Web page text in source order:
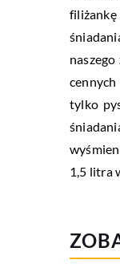
filiżankę
tylko
1,5 litra